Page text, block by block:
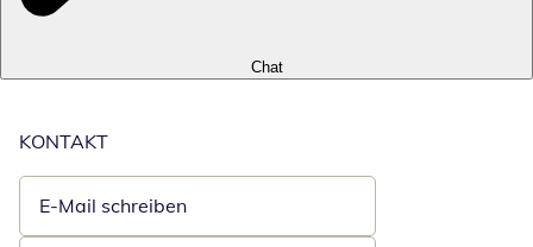
Chat
KONTAKT
E-Mail schreiben
Öffnet E-Mail-Client